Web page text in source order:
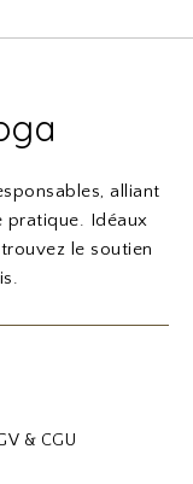
alliant
Idéaux
le soutien
& CGU